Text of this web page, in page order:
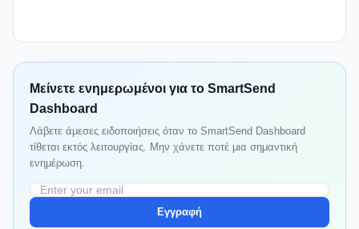
Μείνετε ενημερωμένοι για το SmartSend
Dashboard
Λάβετε άμεσες ειδοποιήσεις όταν το SmartSend Dashboard
τίθεται εκτός λειτουργίας. Μην χάνετε ποτέ μια σημαντική
ενημέρωση.
Εγγραφή